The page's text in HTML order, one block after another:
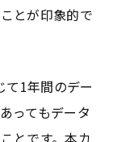
とが印象的で
て1年間のデー
ってもデータ
とです。本カ